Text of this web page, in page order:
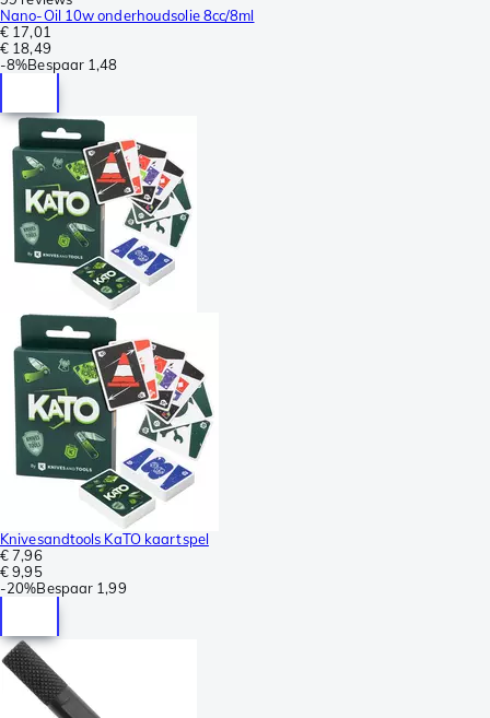
Nano-Oil 10w onderhoudsolie 8cc/8ml
€ 17,01
€ 18,49
-8%Bespaar 1,48
Knivesandtools KaTO kaartspel
€ 7,96
€ 9,95
-20%Bespaar 1,99